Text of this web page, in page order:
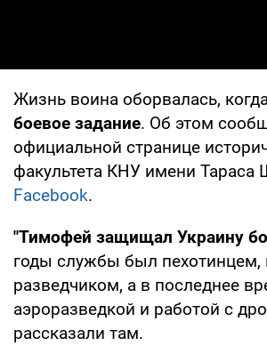
Жизнь воина оборвалась,
боевое задание. Об этом
официальной странице
факультета КНУ имени Тараса
Facebook.
"Тимофей защищал Украину
годы службы был пехотинцем,
разведчиком, а в последнее
аэроразведкой и работой с
рассказали там.